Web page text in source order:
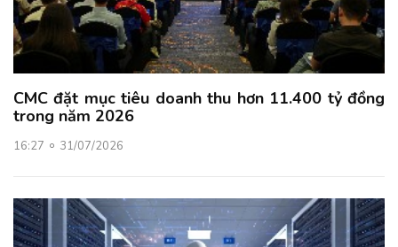
CMC đặt mục tiêu doanh thu hơn 11.400 tỷ đồng
trong năm 2026
16:27 31/07/2026